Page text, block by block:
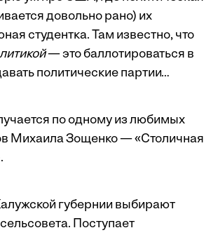
довольно рано) их
студентка. Там известно, что
— это баллотироваться в
политические партии…
по одному из любимых
Михаила Зощенко — «Столичная
губернии выбирают
Поступает